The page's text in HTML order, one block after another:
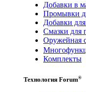
Добавки в
Промывки
Добавки
Смазки для
Оружейная
Комплекты
Технология Forum®